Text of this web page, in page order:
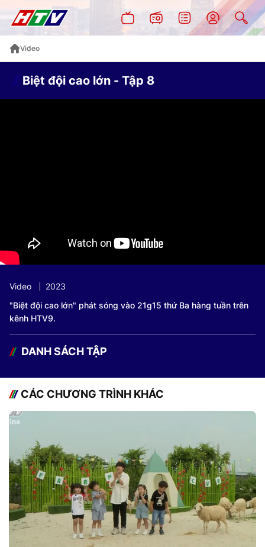
Video
Biệt đội cao lớn - Tập 8
Video
2023
"Biệt đội cao lớn" phát sóng vào 21g15 thứ Ba hàng tuần trên
kênh HTV9.
DANH SÁCH TẬP
CÁC CHƯƠNG TRÌNH KHÁC